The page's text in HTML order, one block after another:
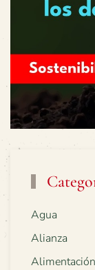
Agua
Alianza
Alimentación